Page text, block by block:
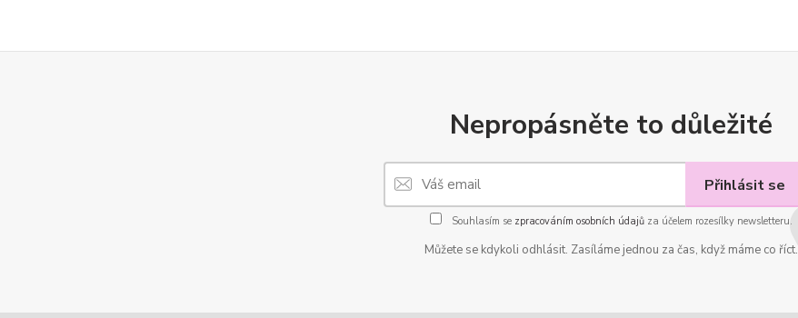
Nepropásněte to důležité
Přihlásit se
Souhlasím se zpracováním osobních údajůza účelem rozesílky newsletteru.
Můžete se kdykoli odhlásit. Zasíláme jednou za čas, když máme co říct.